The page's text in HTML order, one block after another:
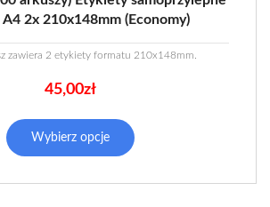
A4 2x 210x148mm (Economy)
zawiera 2 etykiety formatu 210x148mm.
45,00zł
Wybierz opcje